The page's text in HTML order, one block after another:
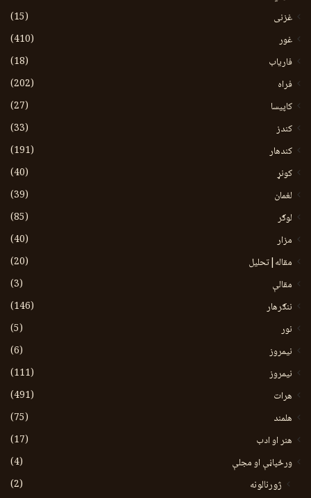
غزنی
(15)
غور
(410)
فاریاب
(18)
فراه
(202)
کاپیسا
(27)
کندز
(33)
کندهار
(191)
کونړ
(40)
لغمان
(39)
لوګر
(85)
مزار
(40)
مقاله|تحلیل
(20)
مقالې
(3)
ننګرهار
(146)
نور
(5)
نيمروز
(6)
نیمروز
(111)
هرات
(491)
هلمند
(75)
هنر او ادب
(17)
ورځپاڼې او مجلې
(4)
ژورنالونه
(2)